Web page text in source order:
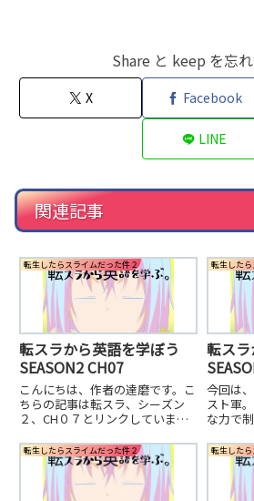
Share と keep を忘れ
X Facebook
LINE
関連記事
転生したらスライムだった件２
転スラから英語を学ぼう
SEASON2 CH07
こんにちは、作者の達磨です。こ
ちらの記事は転スラ、シーズン
２、CH０７とリンクしていま
へとなった。７度攻撃を受けると
精神から敵を倒す(七彩終焉刺突
撃＝でっど・えんど・れいんぼ)
ヒナタの斬撃。
転生した
転ス
今回は
スト軍
な力で
転生したらスライムだった件２ 転生した